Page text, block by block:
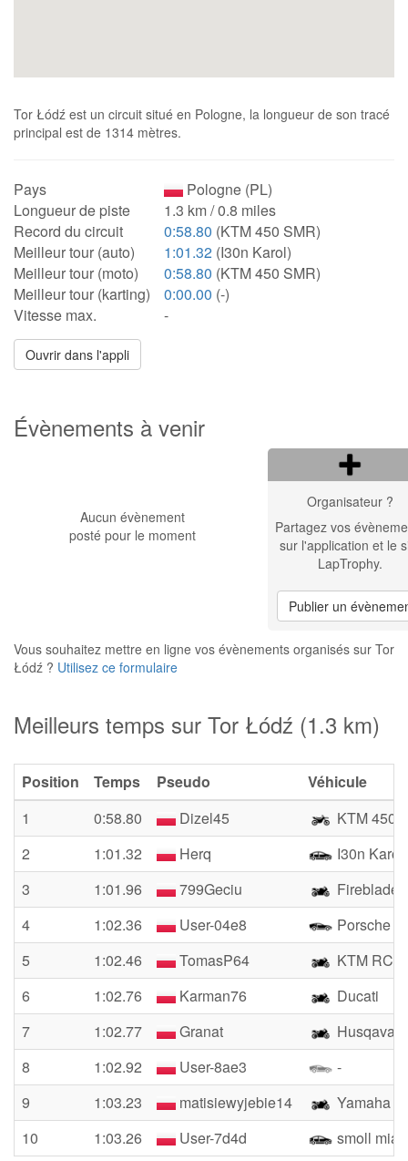
Tor Łódź est un circuit situé en Pologne, la longueur de son tracé
principal est de 1314 mètres.
Pays
Pologne (PL)
Longueur de piste
1.3 km / 0.8 miles
Record du circuit
0:58.80 (KTM 450 SMR)
Meilleur tour (auto)
1:01.32 (I30n Karol)
Meilleur tour (moto)
0:58.80 (KTM 450 SMR)
Meilleur tour (karting)
0:00.00 (-)
Vitesse max.
-
Ouvrir dans l'appli
Évènements à venir
Aucun évènement
posté pour le moment
Organisateur ?
Partagez vos
sur l'application et le
LapTrophy.
Publier un
Vous souhaitez mettre en ligne vos évènements organisés sur Tor
Łódź ? Utilisez ce formulaire
Meilleurs temps sur Tor Łódź (1.3 km)
Position Temps Pseudo
Véhicule
1
0:58.80 Dizel45
KTM 450
2
1:01.32 Herq
I30n Karol
3
1:01.96 799Geciu
Fireblade
4
1:02.36 User-04e8
Porsche
5
1:02.46 TomasP64
KTM
6
1:02.76 Karman76
Ducati
7
1:02.77 Granat
8
1:02.92 User-8ae3
-
9
1:03.23 matisiewyjebie14
Yamaha
10
1:03.26 User-7d4d smoll miat